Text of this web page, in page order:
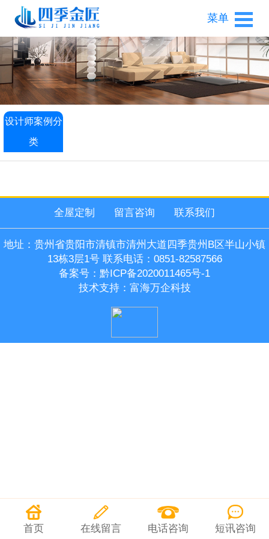
菜单
设计师案例分
类
全屋定制 留言咨询 联系我们
地址：贵州省贵阳市清镇市清州大道四季贵州B区半山小镇
13栋3层1号 联系电话：0851-82587566
备案号： 黔ICP备2020011465号-1
技术支持： 富海万企科技
首页 在线留言 电话咨询 短讯咨询